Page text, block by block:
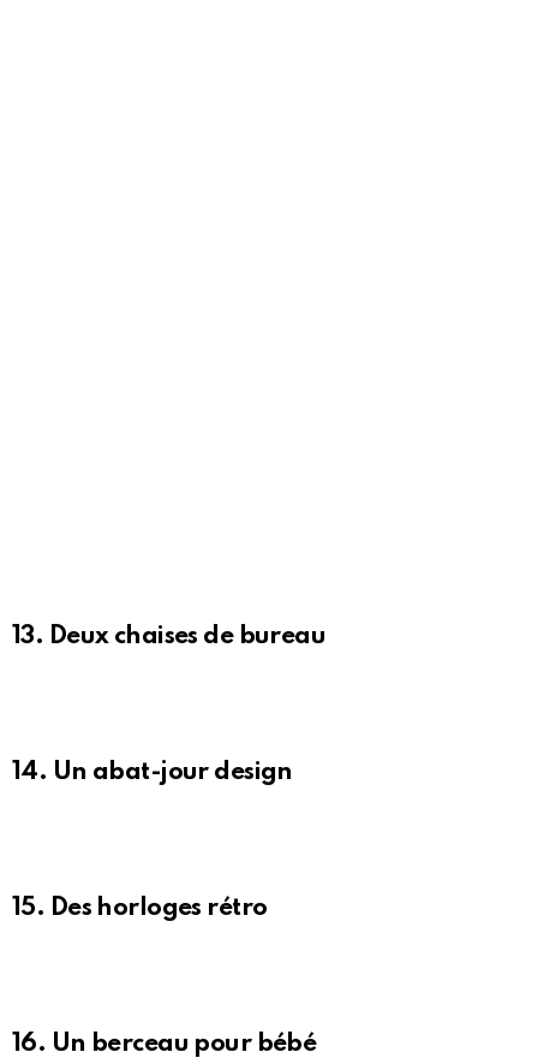
13. Deux chaises de bureau
14. Un abat-jour design
15. Des horloges rétro
16. Un berceau pour bébé